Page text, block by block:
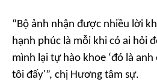
“Bộ ảnh nhận được nhiều lời
hạnh phúc là mỗi khi có ai hỏi
mình lại tự hào khoe ‘đó là
tôi đấy'”, chị Hương tâm sự.